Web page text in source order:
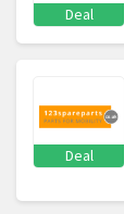
Deal
Deal